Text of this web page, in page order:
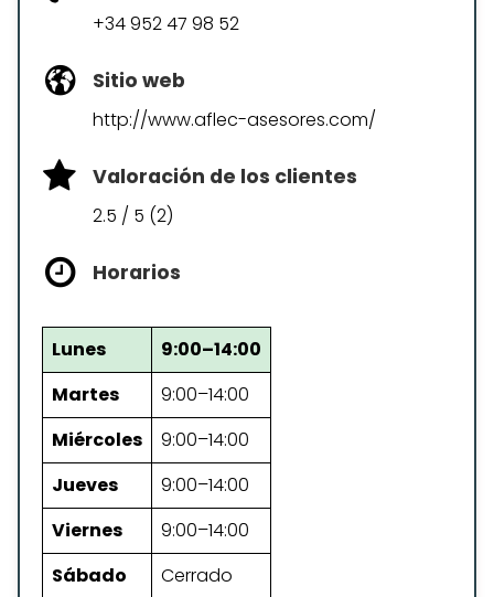
+34 952 47 98 52
Sitio web
http://www.aflec-asesores.com/
Valoración de los clientes
2.5 / 5 (2)
Horarios
Lunes
9:00–14:00
Martes
9:00–14:00
Miércoles
9:00–14:00
Jueves
9:00–14:00
Viernes
9:00–14:00
Sábado
Cerrado